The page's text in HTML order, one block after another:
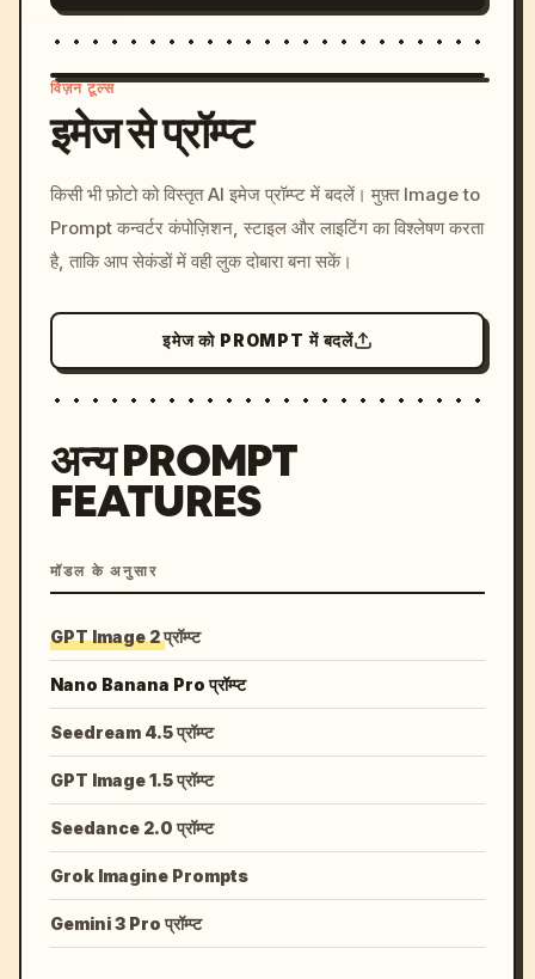
c, cyberpunk sunset, neon
colors, 8k --v 6.0
विज़न टूल्स
इमेज से प्रॉम्प्ट
किसी भी फ़ोटो को विस्तृत AI इमेज प्रॉम्प्ट में बदलें। मुफ़्त Image to
Prompt कन्वर्टर कंपोज़िशन, स्टाइल और लाइटिंग का विश्लेषण करता
है, ताकि आप सेकंडों में वही लुक दोबारा बना सकें।
इमेज को PROMPT में बदलें
अन्य PROMPT
FEATURES
मॉडल के अनुसार
GPT Image 2 प्रॉम्प्ट
Nano Banana Pro प्रॉम्प्ट
Seedream 4.5 प्रॉम्प्ट
GPT Image 1.5 प्रॉम्प्ट
Seedance 2.0 प्रॉम्प्ट
Grok Imagine Prompts
Gemini 3 Pro प्रॉम्प्ट